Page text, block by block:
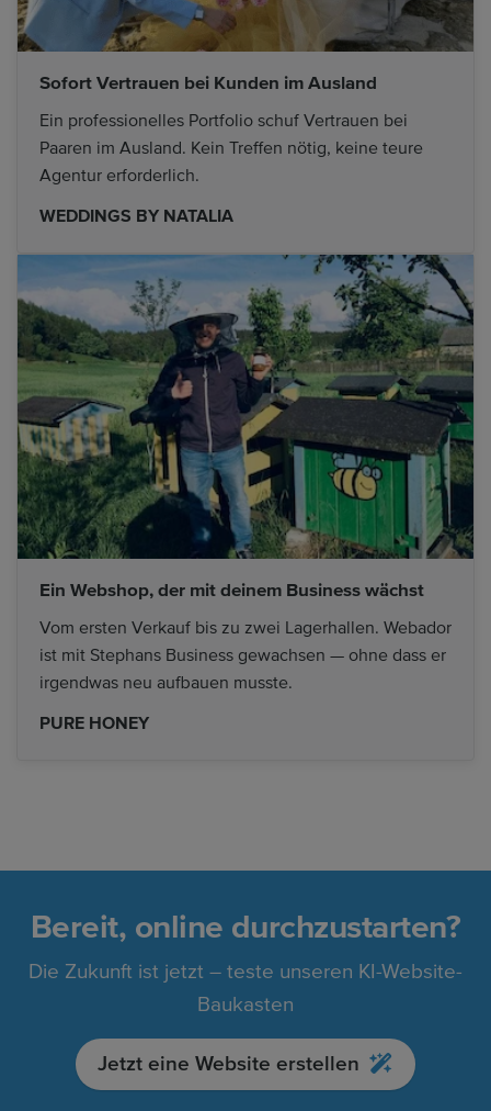
Sofort Vertrauen bei Kunden im Ausland
Ein professionelles Portfolio schuf Vertrauen bei
Paaren im Ausland. Kein Treffen nötig, keine teure
Agentur erforderlich.
WEDDINGS BY NATALIA
Ein Webshop, der mit deinem Business wächst
Vom ersten Verkauf bis zu zwei Lagerhallen. Webador
ist mit Stephans Business gewachsen — ohne dass er
irgendwas neu aufbauen musste.
PURE HONEY
Bereit, online durchzustarten?
Die Zukunft ist jetzt – teste unseren KI-Website-
Baukasten
Jetzt eine Website erstellen